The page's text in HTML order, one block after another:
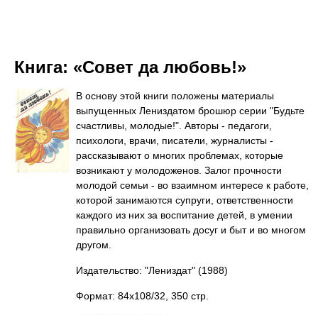
Книга: «Совет да любовь!»
В основу этой книги положены материалы
выпущенных Лениздатом брошюр серии "Будьте
счастливы, молодые!". Авторы - педагоги,
психологи, врачи, писатели, журналисты -
рассказывают о многих проблемах, которые
возникают у молодоженов. Залог прочности
молодой семьи - во взаимном интересе к работе,
которой занимаются супруги, ответственности
каждого из них за воспитание детей, в умении
правильно организовать досуг и быт и во многом
другом.
Издательство: "Лениздат" (1988)
Формат: 84x108/32, 350 стр.